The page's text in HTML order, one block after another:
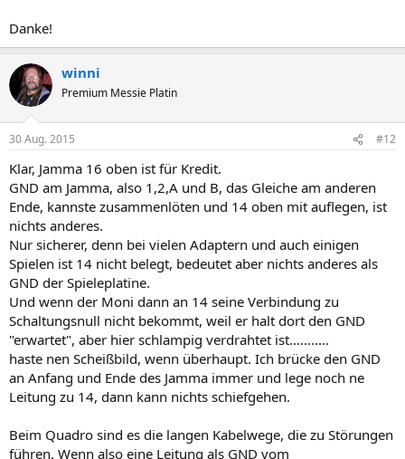
Danke!
winni
Premium Messie Platin
30 Aug. 2015 #12
Klar, Jamma 16 oben ist für Kredit.
GND am Jamma, also 1,2,A und B, das Gleiche am anderen
Ende, kannste zusammenlöten und 14 oben mit auflegen, ist
nichts anderes.
Nur sicherer, denn bei vielen Adaptern und auch einigen
Spielen ist 14 nicht belegt, bedeutet aber nichts anderes als
GND der Spieleplatine.
Und wenn der Moni dann an 14 seine Verbindung zu
Schaltungsnull nicht bekommt, weil er halt dort den GND
"erwartet", aber hier schlampig verdrahtet ist...........
haste nen Scheißbild, wenn überhaupt. Ich brücke den GND
an Anfang und Ende des Jamma immer und lege noch ne
Leitung zu 14, dann kann nichts schiefgehen.
Beim Quadro sind es die langen Kabelwege, die zu Störungen
führen. Wenn also eine Leitung als GND vom